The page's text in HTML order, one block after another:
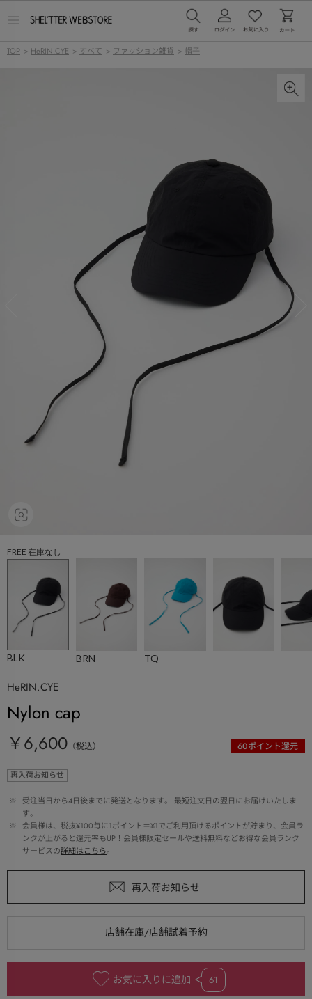
ー
TOP > HeRIN.CYE > すべて > ファッション雑貨 > 帽子
FREE 在庫なし
BLK BRN TQ
HeRIN.CYE
Nylon cap
￥6,600 （税込） 60ポイント還元
再入荷お知らせ
※
受注当日から4日後までに発送となります。 最短注文日の翌日にお届けいたしま
す。
※
会員様は、税抜¥100毎に1ポイント＝¥1でご利用頂けるポイントが貯まり、会員ラ
ンクが上がると還元率もUP！会員様限定セールや送料無料などお得な会員ランク
サービスの詳細はこちら。
お気に入りに追加 61